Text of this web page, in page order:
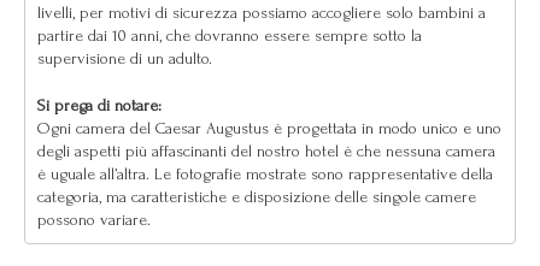
livelli, per motivi di sicurezza possiamo accogliere solo bambini a
partire dai 10 anni, che dovranno essere sempre sotto la
supervisione di un adulto.
Si prega di notare:
Ogni camera del Caesar Augustus è progettata in modo unico e uno
degli aspetti più affascinanti del nostro hotel è che nessuna camera
è uguale all’altra. Le fotografie mostrate sono rappresentative della
categoria, ma caratteristiche e disposizione delle singole camere
possono variare.